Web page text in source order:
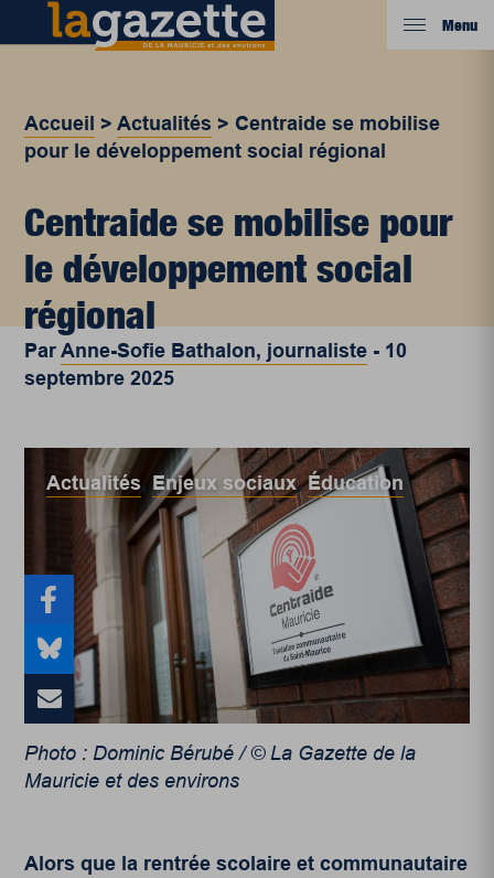
Menu
Accueil >Actualités > Centraide se mobilise
pour le développement social régional
Centraide se mobilise pour
le développement social
régional
ParAnne-Sofie Bathalon, journaliste - 10
septembre 2025
Actualités,Enjeux sociaux,Éducation
Photo : Dominic Bérubé / © La Gazette de la
Mauricie et des environs
Alors que la rentrée scolaire et communautaire